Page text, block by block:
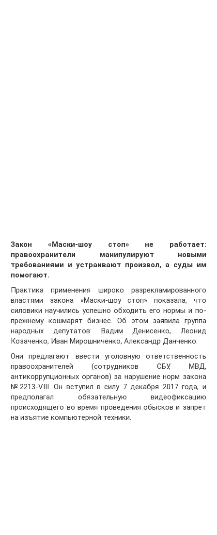
Закон «Маски-шоу стоп» не работает:
правоохранители манипулируют новыми
требованиями и устраивают произвол, а суды им
помогают.
Практика применения широко разрекламированного
властями закона «Маски-шоу стоп» показала, что
силовики научились успешно обходить его нормы и по-
прежнему кошмарят бизнес. Об этом заявила группа
народных депутатов: Вадим Денисенко, Леонид
Козаченко, Иван Мирошниченко, Александр Данченко.
Они предлагают ввести уголовную ответственность
правоохранителей (сотрудников СБУ, МВД,
антикоррупционных органов) за нарушение норм закона
№2213-VIII. Он вступил в силу 7 декабря 2017 года, и
предполагал обязательную видеофиксацию
происходящего во время проведения обысков и запрет
на изъятие компьютерной техники.